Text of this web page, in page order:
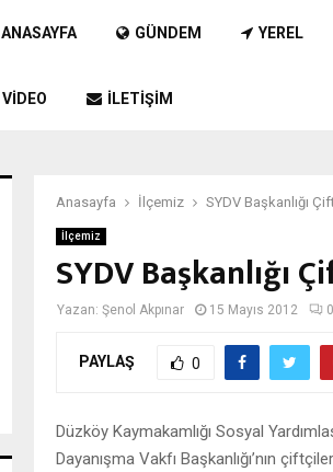
ANASAYFA GÜNDEM YEREL
VIDEO İLETIŞIM
Anasayfa İlçemiz SYDV Başkanlığı
İlçemiz
SYDV Başkanlığı
Yazan: Şenol Akpınar 15 Mayıs 2012 0
PAYLAŞ 0
Düzköy Kaymakamlığı Sosyal
Dayanışma Vakfı Başkanlığı’nın